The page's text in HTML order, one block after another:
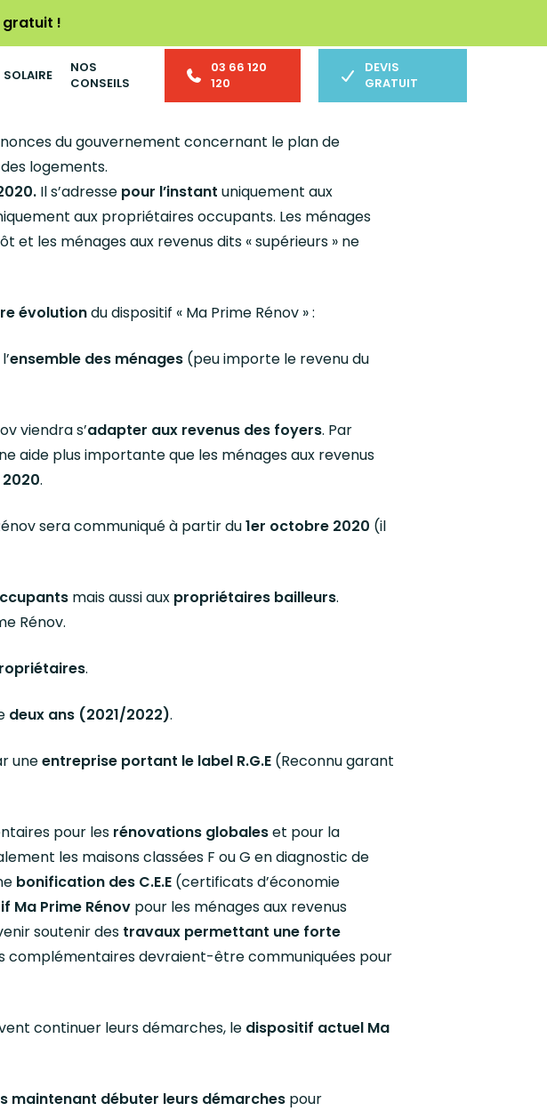
gratuit !
SOLAIRE
NOS
CONSEILS
03 66 120
120
DEVIS
GRATUIT
du gouvernement concernant le plan de
logements.
Il s’adresse pour l’instant uniquement aux
aux propriétaires occupants. Les ménages
et les ménages aux revenus dits « supérieurs » ne
évolutiondu dispositif « Ma Prime Rénov » :
ensemble des ménages (peu importe le revenu du
viendra s’adapter aux revenus des foyers. Par
aide plus importante que les ménages aux revenus
.
sera communiqué à partir du1er octobre 2020 (il
mais aussi aux propriétaires bailleurs.
Rénov.
.
deux ans (2021/2022).
uneentreprise portant le label R.G.E (Reconnu garant
pour les rénovations globaleset pour la
les maisons classées F ou G en diagnostic de
bonification des C.E.E (certificats d’économie
Ma Prime Rénov pour les ménages aux revenus
soutenir des travaux permettant une forte
complémentaires devraient-être communiquées pour
continuer leurs démarches, le dispositif actuel Ma
maintenant débuter leurs démarches pour